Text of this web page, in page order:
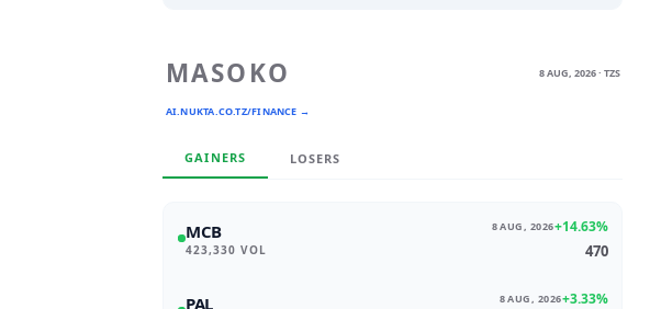
MASOKO
AI.NUKTA.CO.TZ/FINANCE →
8 AUG, 2026 · TZS
GAINERS LOSERS
MCB
423,330 VOL
8 AUG, 2026+14.63%
470
PAL 8 AUG, 2026+3.33%